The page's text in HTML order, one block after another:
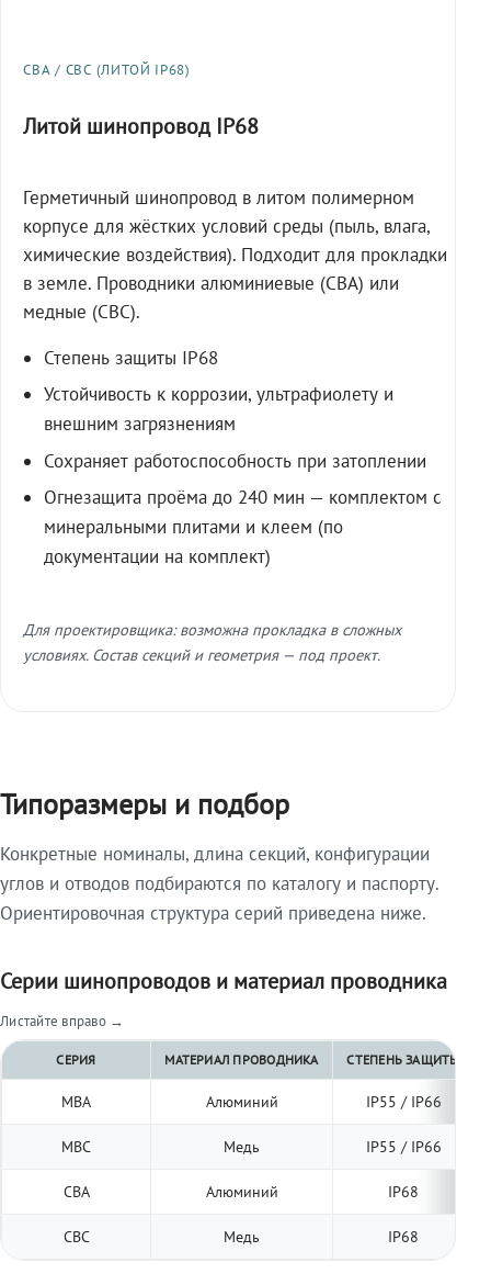
СВА / СВС (ЛИТОЙ IP68)
Литой шинопровод IP68
Герметичный шинопровод в литом полимерном
корпусе для жёстких условий среды (пыль, влага,
химические воздействия). Подходит для прокладки
в земле. Проводники алюминиевые (СВА) или
медные (СВС).
Степень защиты IP68
Устойчивость к коррозии, ультрафиолету и
внешним загрязнениям
Сохраняет работоспособность при затоплении
Огнезащита проёма до 240 мин — комплектом с
минеральными плитами и клеем (по
документации на комплект)
Для проектировщика: возможна прокладка в сложных
условиях. Состав секций и геометрия — под проект.
Типоразмеры и подбор
Конкретные номиналы, длина секций, конфигурации
углов и отводов подбираются по каталогу и паспорту.
Ориентировочная структура серий приведена ниже.
Серии шинопроводов и материал проводника
Листайте вправо →
СЕРИЯ МАТЕРИАЛ ПРОВОДНИКА СТЕПЕНЬ ЗАЩИТЫ
МВА Алюминий IP55 / IP66
МВС Медь IP55 / IP66
СВА Алюминий IP68
СВС Медь IP68